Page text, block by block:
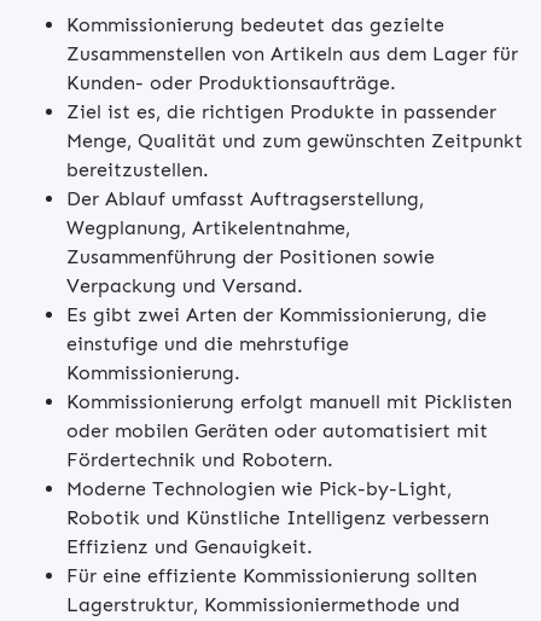
Kommissionierung bedeutet das gezielte
Zusammenstellen von Artikeln aus dem Lager für
Kunden- oder Produktionsaufträge.
Ziel ist es, die richtigen Produkte in passender
Menge, Qualität und zum gewünschten Zeitpunkt
bereitzustellen.
Der Ablauf umfasst Auftragserstellung,
Wegplanung, Artikelentnahme,
Zusammenführung der Positionen sowie
Verpackung und Versand.
Es gibt zwei Arten der Kommissionierung, die
einstufige und die mehrstufige
Kommissionierung.
Kommissionierung erfolgt manuell mit Picklisten
oder mobilen Geräten oder automatisiert mit
Fördertechnik und Robotern.
Moderne Technologien wie Pick-by-Light,
Robotik und Künstliche Intelligenz verbessern
Effizienz und Genauigkeit.
Für eine effiziente Kommissionierung sollten
Lagerstruktur, Kommissioniermethode und